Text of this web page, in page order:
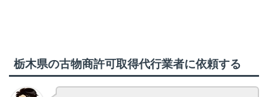
栃木県の古物商許可取得代行業者に依頼する